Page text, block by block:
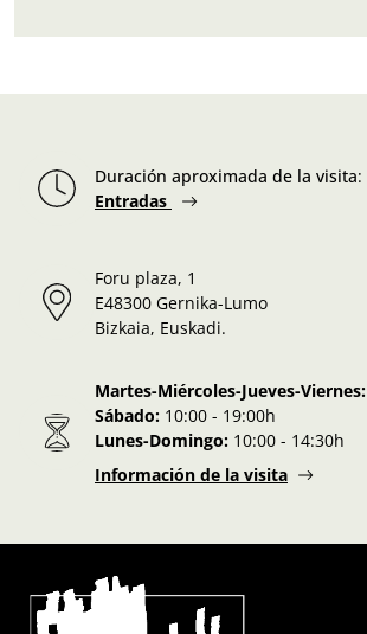
Duración aproximada de la visita:
Entradas
Foru plaza, 1
E48300 Gernika-Lumo
Bizkaia, Euskadi.
Martes-Miércoles-Jueves-Viernes:
Sábado: 10:00 - 19:00h
Lunes-Domingo: 10:00 - 14:30h
Información de la visita